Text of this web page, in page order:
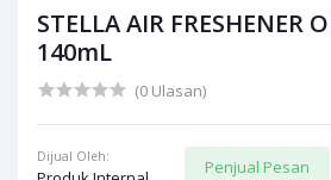
STELLA AIR FRESHENER
140mL
(0 Ulasan)
Dijual Oleh: Penjual Pesan